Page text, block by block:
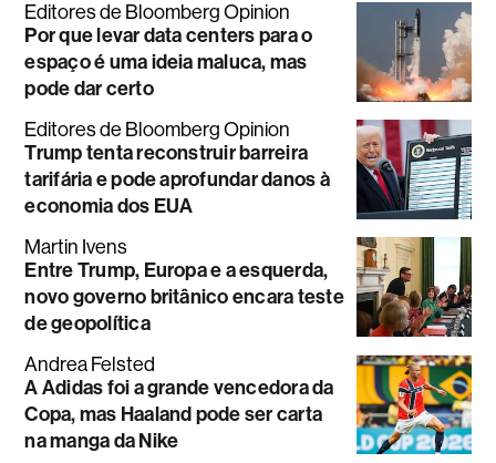
Editores de Bloomberg Opinion
Por que levar data centers para o
espaço é uma ideia maluca, mas
pode dar certo
Editores de Bloomberg Opinion
Trump tenta reconstruir barreira
tarifária e pode aprofundar danos à
economia dos EUA
Martin Ivens
Entre Trump, Europa e a esquerda,
novo governo britânico encara teste
de geopolítica
Andrea Felsted
A Adidas foi a grande vencedora da
Copa, mas Haaland pode ser carta
na manga da Nike